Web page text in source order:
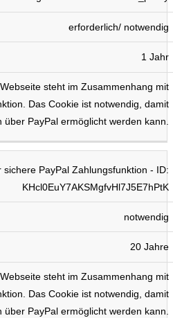
erforderlich/ notwendig
1 Jahr
steht im Zusammenhang mit
Das Cookie ist notwendig, damit
über PayPal ermöglicht werden kann.
sichere PayPal Zahlungsfunktion - ID:
KHcl0EuY7AKSMgfvHl7J5E7hPtK
notwendig
20 Jahre
steht im Zusammenhang mit
Das Cookie ist notwendig, damit
über PayPal ermöglicht werden kann.